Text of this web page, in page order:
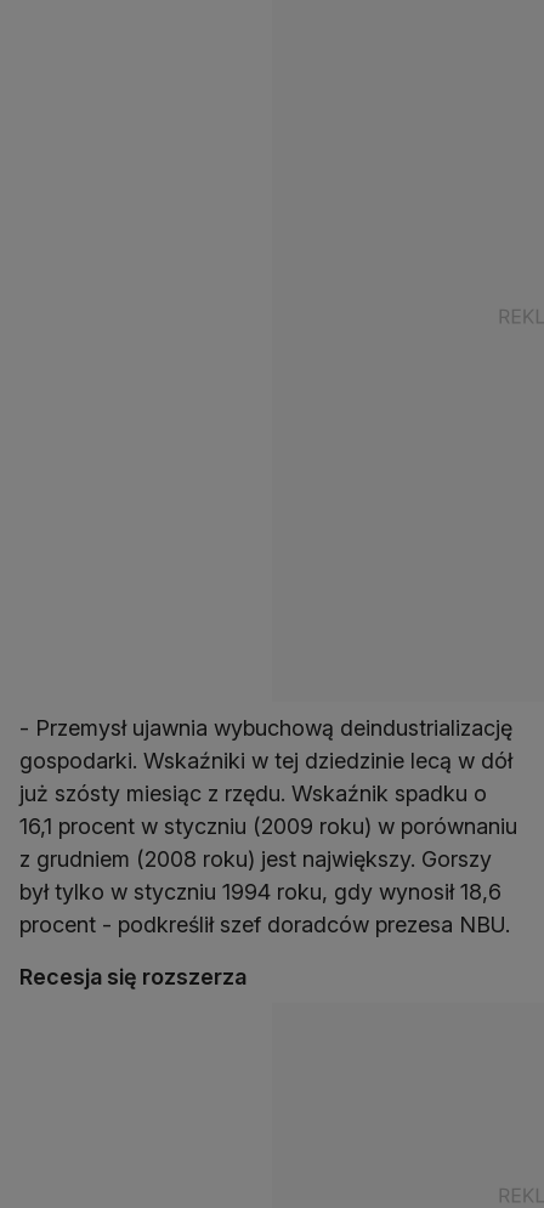
- Przemysł ujawnia wybuchową deindustrializację
gospodarki. Wskaźniki w tej dziedzinie lecą w dół
już szósty miesiąc z rzędu. Wskaźnik spadku o
16,1 procent w styczniu (2009 roku) w porównaniu
z grudniem (2008 roku) jest największy. Gorszy
był tylko w styczniu 1994 roku, gdy wynosił 18,6
procent - podkreślił szef doradców prezesa NBU.
Recesja się rozszerza